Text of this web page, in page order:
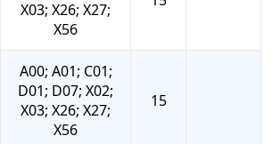
X03; X26; X27;
X56
A00; A01; C01;
D01; D07; X02;
X03; X26; X27;
X56
15